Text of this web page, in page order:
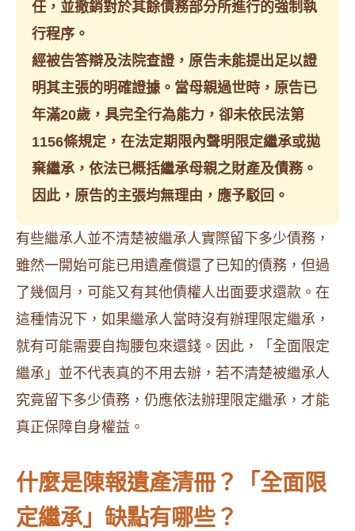
任，並撤銷對於其餘債務部分所進行的強制執
行程序。
經被告答辯及法院查證，原告未能提出足以證
明其主張的明確證據。當母親過世時，原告已
年滿20歲，具完全行為能力，卻未依民法第
1156條規定，在法定期限內聲明限定繼承或拋
棄繼承，依法已概括繼承母親之財產及債務。
因此，原告的主張均無理由，應予駁回。
有些繼承人並不清楚被繼承人實際留下多少債務，
雖然一開始可能已用遺產償還了已知的債務，但過
了幾個月，可能又有其他債權人出面要求還款。在
這種情況下，如果繼承人當時沒有辦理限定繼承，
就有可能需要自掏腰包來還錢。因此，「全面限定
繼承」並不代表真的不用去辦，若不清楚被繼承人
究竟留下多少債務，仍應依法辦理限定繼承，才能
真正保障自身權益。
什麼是陳報遺產清冊？「全面限
定繼承」缺點有哪些？